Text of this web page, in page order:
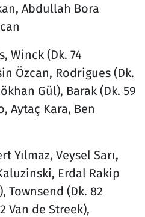
Abdullah Bora
Winck (Dk. 74
Özcan, Rodrigues (Dk.
Gül), Barak (Dk. 59
Aytaç Kara, Ben
Yılmaz, Veysel Sarı,
Erdal Rakip
Townsend (Dk. 82
Van de Streek),